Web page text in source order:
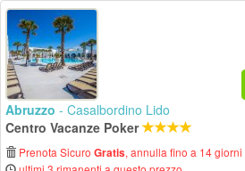
Abruzzo - Casalbordino Lido
Centro Vacanze Poker
Prenota Sicuro Gratis, annulla fino a 14 giorni